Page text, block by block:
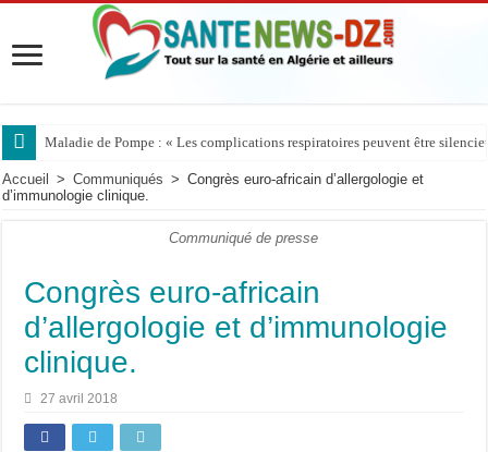
Maladie de Pompe : « Les complications respiratoires peuvent être
Accueil > Communiqués > Congrès euro-africain d’allergologie et
d’immunologie clinique.
Communiqué de presse
Congrès euro-africain
d’allergologie et d’immunologie
clinique.
27 avril 2018